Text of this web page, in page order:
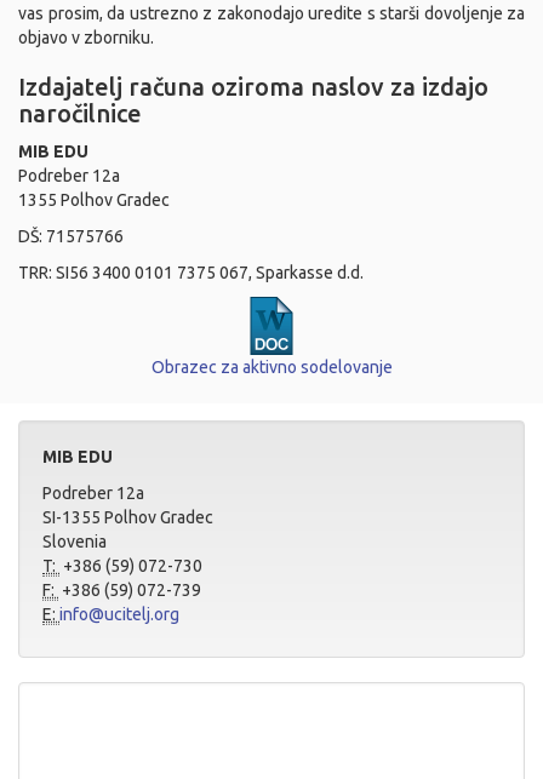
vas prosim, da ustrezno z zakonodajo uredite s starši dovoljenje za
objavo v zborniku.
Izdajatelj računa oziroma naslov za izdajo
naročilnice
MIB EDU
Podreber 12a
1355 Polhov Gradec
DŠ: 71575766
TRR: SI56 3400 0101 7375 067, Sparkasse d.d.
Obrazec za aktivno sodelovanje
MIB EDU
Podreber 12a
SI-1355 Polhov Gradec
Slovenia
T: +386 (59) 072-730
F: +386 (59) 072-739
E: info@ucitelj.org